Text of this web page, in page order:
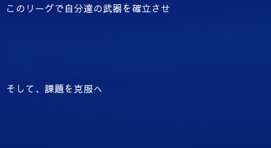
このリーグで自分達の武器を確立させ
そして、課題を克服へ